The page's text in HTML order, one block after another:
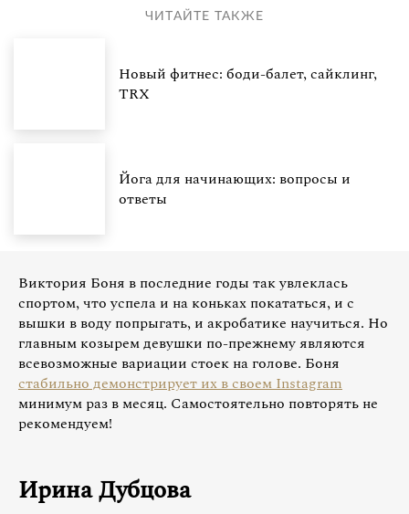
ЧИТАЙТЕ ТАКЖЕ
Новый фитнес: боди-балет, сайклинг,
TRX
Йога для начинающих: вопросы и
ответы
Виктория Боня в последние годы так увлеклась
спортом, что успела и на коньках покататься, и с
вышки в воду попрыгать, и акробатике научиться. Но
главным козырем девушки по-прежнему являются
всевозможные вариации стоек на голове. Боня
стабильно демонстрирует их в своем Instagram
минимум раз в месяц. Самостоятельно повторять не
рекомендуем!
Ирина Дубцова